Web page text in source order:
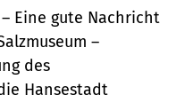
Umwelt
– Eine gute Nachricht
–
des
Hansestadt